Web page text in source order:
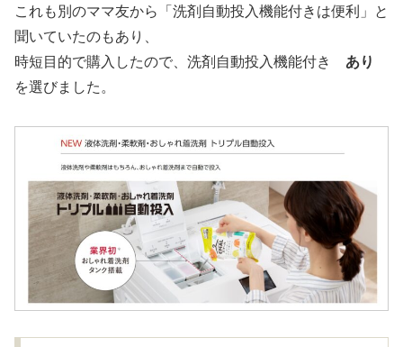
これも別のママ友から「洗剤自動投入機能付きは便利」と
聞いていたのもあり、
時短目的で購入したので、洗剤自動投入機能付き あり
を選びました。